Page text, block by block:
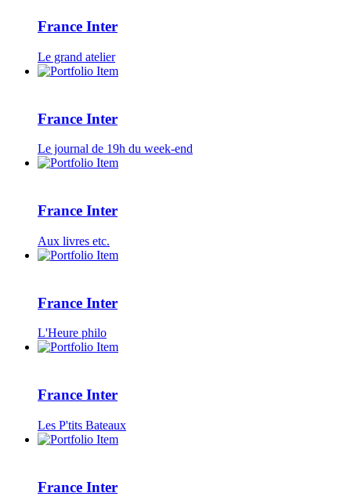
France Inter
Le grand atelier
France Inter
Le journal de 19h du week-end
France Inter
Aux livres etc.
France Inter
L'Heure philo
France Inter
Les P'tits Bateaux
France Inter